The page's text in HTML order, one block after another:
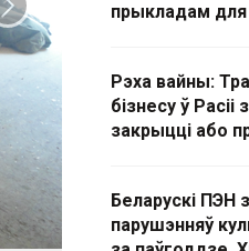
Наступны слайд
прыкладам для
Рэха вайны:
бізнесу ў
закрыцці або
Беларускі ПЭН
парушэнняў